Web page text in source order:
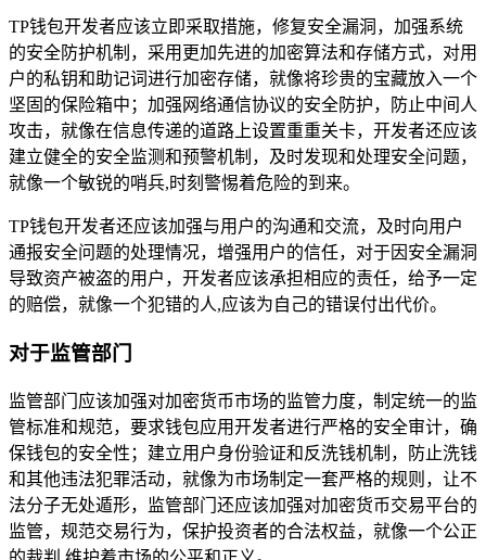
TP钱包开发者应该立即采取措施，修复安全漏洞，加强系统
的安全防护机制，采用更加先进的加密算法和存储方式，对用
户的私钥和助记词进行加密存储，就像将珍贵的宝藏放入一个
坚固的保险箱中；加强网络通信协议的安全防护，防止中间人
攻击，就像在信息传递的道路上设置重重关卡，开发者还应该
建立健全的安全监测和预警机制，及时发现和处理安全问题，
就像一个敏锐的哨兵,时刻警惕着危险的到来。
TP钱包开发者还应该加强与用户的沟通和交流，及时向用户
通报安全问题的处理情况，增强用户的信任，对于因安全漏洞
导致资产被盗的用户，开发者应该承担相应的责任，给予一定
的赔偿，就像一个犯错的人,应该为自己的错误付出代价。
对于监管部门
监管部门应该加强对加密货币市场的监管力度，制定统一的监
管标准和规范，要求钱包应用开发者进行严格的安全审计，确
保钱包的安全性；建立用户身份验证和反洗钱机制，防止洗钱
和其他违法犯罪活动，就像为市场制定一套严格的规则，让不
法分子无处遁形，监管部门还应该加强对加密货币交易平台的
监管，规范交易行为，保护投资者的合法权益，就像一个公正